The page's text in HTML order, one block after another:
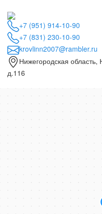
+7 (951) 914-10-90
+7 (831) 230-10-90
krovlinn2007@rambler.ru
Нижегородская
д.116